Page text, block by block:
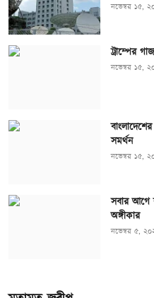
নভেম্বর ১৫,
ট্রাম্পের
নভেম্বর ১৫,
সমর্থন
নভেম্বর ১৫,
সবার আগে
অঙ্গীকার
নভেম্বর ৫,